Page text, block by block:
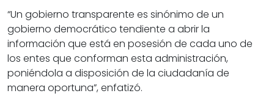
“Un gobierno transparente es sinónimo de un
gobierno democrático tendiente a abrir la
información que está en posesión de cada uno de
los entes que conforman esta administración,
poniéndola a disposición de la ciudadanía de
manera oportuna”, enfatizó.